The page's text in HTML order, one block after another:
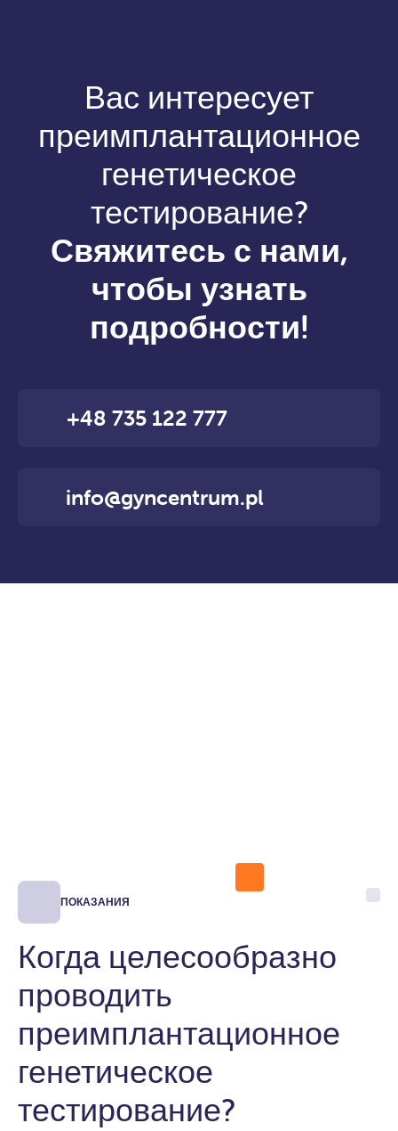
Вас интересует
преимплантационное
генетическое
тестирование?
Свяжитесь с нами,
чтобы узнать
подробности!
+48 735 122 777
info@gyncentrum.pl
ПОКАЗАНИЯ
Когда целесообразно
проводить
преимплантационное
генетическое
тестирование?